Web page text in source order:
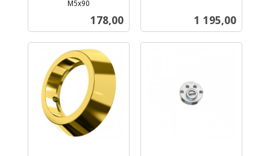
M5x90
Pris
178,00 Pris
1 195,00